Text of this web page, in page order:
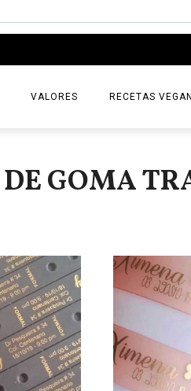
VALORES RECETAS
GOMA